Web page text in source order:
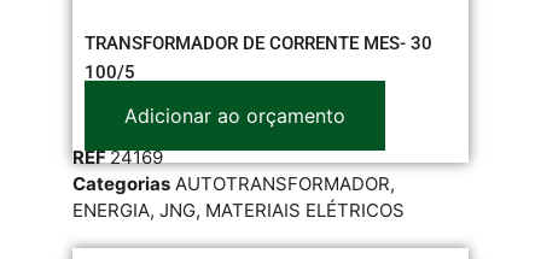
TRANSFORMADOR DE CORRENTE MES- 30
100/5
Adicionar ao orçamento
REF24169
Categorias AUTOTRANSFORMADOR,
ENERGIA, JNG, MATERIAIS ELÉTRICOS